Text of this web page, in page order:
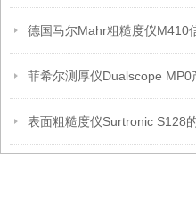
德国马尔Mahr粗糙度仪M410
菲希尔测厚仪Dualscope MP0
表面粗糙度仪Surtronic S128